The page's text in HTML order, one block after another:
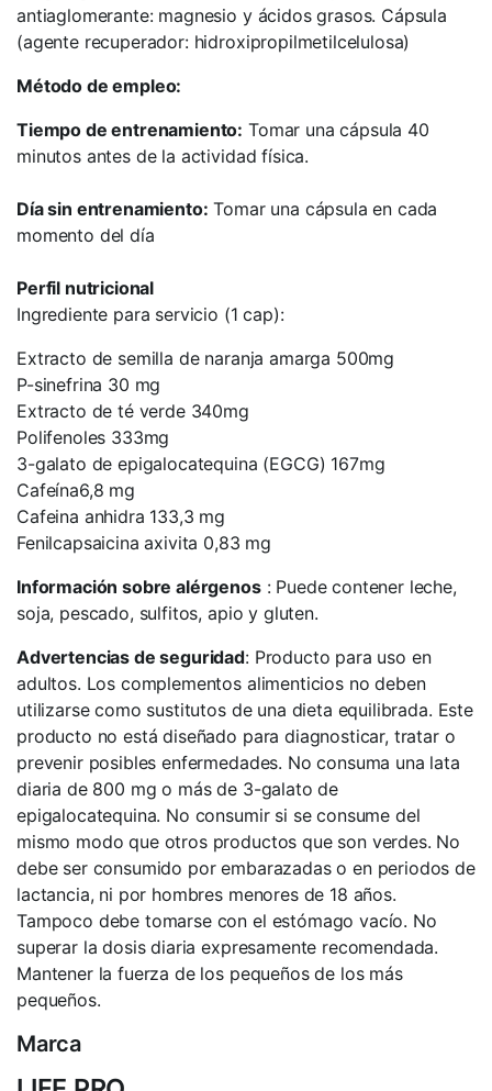
antiaglomerante: magnesio y ácidos grasos. Cápsula
(agente recuperador: hidroxipropilmetilcelulosa)
Método de empleo:
Tiempo de entrenamiento: Tomar una cápsula 40
minutos antes de la actividad física.
Día sin entrenamiento: Tomar una cápsula en cada
momento del día
Perfil nutricional
Ingrediente para servicio (1 cap):
Extracto de semilla de naranja amarga 500mg
P-sinefrina 30 mg
Extracto de té verde 340mg
Polifenoles 333mg
3-galato de epigalocatequina (EGCG) 167mg
Cafeína6,8 mg
Cafeina anhidra 133,3 mg
Fenilcapsaicina axivita 0,83 mg
Información sobre alérgenos: Puede contener leche,
soja, pescado, sulfitos, apio y gluten.
Advertencias de seguridad: Producto para uso en
adultos. Los complementos alimenticios no deben
utilizarse como sustitutos de una dieta equilibrada. Este
producto no está diseñado para diagnosticar, tratar o
prevenir posibles enfermedades. No consuma una lata
diaria de 800 mg o más de 3-galato de
epigalocatequina. No consumir si se consume del
mismo modo que otros productos que son verdes. No
debe ser consumido por embarazadas o en periodos de
lactancia, ni por hombres menores de 18 años.
Tampoco debe tomarse con el estómago vacío. No
superar la dosis diaria expresamente recomendada.
Mantener la fuerza de los pequeños de los más
pequeños.
Marca